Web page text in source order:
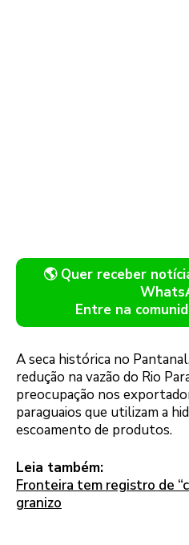
🌎 Quer receber
Entre na
A seca histórica no
redução na vazão do Rio
preocupação nos
paraguaios que utilizam a
escoamento de produtos.
Leia também:
Fronteira tem registro de
granizo